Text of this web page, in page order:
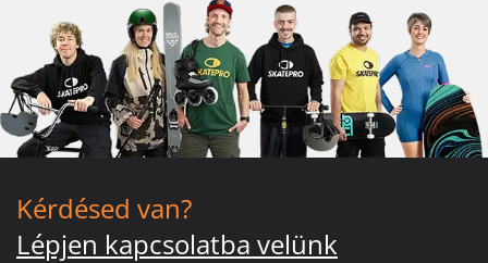
Kérdésed van?
Lépjen kapcsolatba velünk